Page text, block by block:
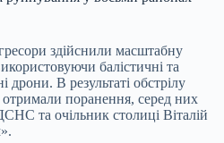
здійснили масштабну
балістичні та
дрони. В результаті обстрілу
отримали поранення, серед них
та очільник столиці Віталій